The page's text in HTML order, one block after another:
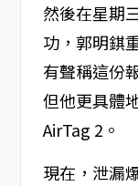
然後在星期
功，郭明錤
有聲稱這份
但他更具體
AirTag 2。
現在，泄漏